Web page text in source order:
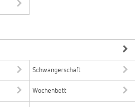
Schwangerschaft
Wochenbett